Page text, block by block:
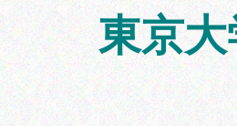
東京